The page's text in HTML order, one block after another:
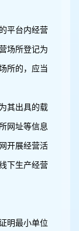
平台内经营
场所登记为
所的，应当
其出具的载
网址等信息
开展经营活
下生产经营
明最小单位